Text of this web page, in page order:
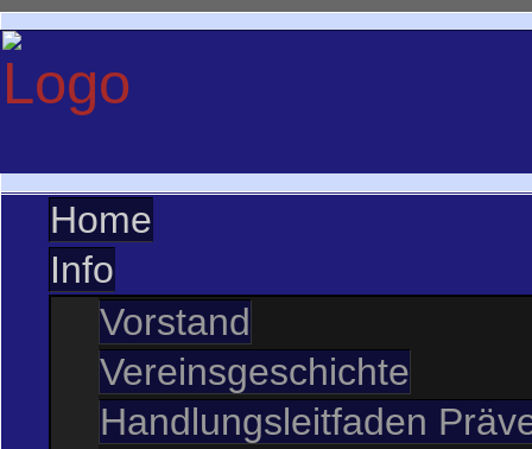
Home
Info
Vorstand
Vereinsgeschichte
Handlungsleitfaden